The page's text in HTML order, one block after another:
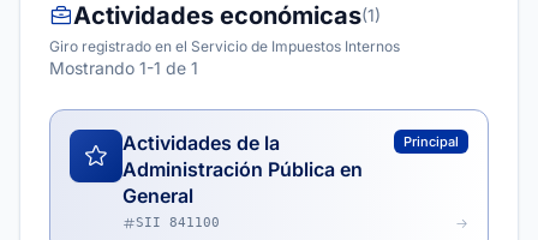
Actividades económicas(1)
Giro registrado en el Servicio de Impuestos Internos
Mostrando 1-1 de 1
Actividades de la
Administración Pública en
General
Principal
SII 841100